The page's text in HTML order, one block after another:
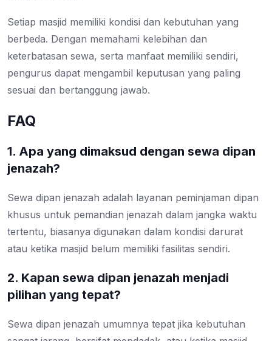
Setiap masjid memiliki kondisi dan kebutuhan yang
berbeda. Dengan memahami kelebihan dan
keterbatasan sewa, serta manfaat memiliki sendiri,
pengurus dapat mengambil keputusan yang paling
sesuai dan bertanggung jawab.
FAQ
1. Apa yang dimaksud dengan sewa dipan
jenazah?
Sewa dipan jenazah adalah layanan peminjaman dipan
khusus untuk pemandian jenazah dalam jangka waktu
tertentu, biasanya digunakan dalam kondisi darurat
atau ketika masjid belum memiliki fasilitas sendiri.
2. Kapan sewa dipan jenazah menjadi
pilihan yang tepat?
Sewa dipan jenazah umumnya tepat jika kebutuhan